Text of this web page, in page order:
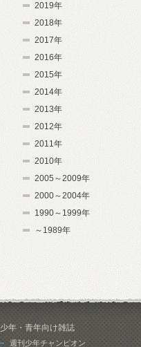
2019年
2018年
2017年
2016年
2015年
2014年
2013年
2012年
2011年
2010年
2005～2009年
2000～2004年
1990～1999年
～1989年
少年・青年向け雑誌
週刊少年チャンピオン